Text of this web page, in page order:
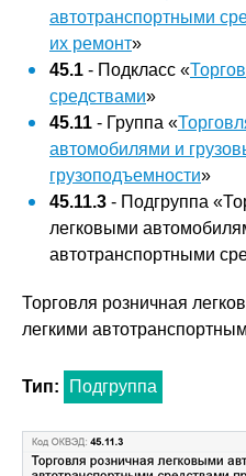
автотранспортными
их ремонт»
45.1 - Подкласс «
средствами»
45.11 - Группа «
автомобилями и
грузоподъемности»
45.11.3 - Подгруппа
легковыми
автотранспортными
Торговля розничная
легкими
Тип: Подгруппа